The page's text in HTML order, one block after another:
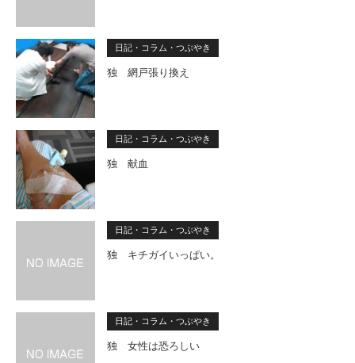
日記・コラム・つぶやき
独 網戸張り換え
日記・コラム・つぶやき
独 献血
日記・コラム・つぶやき
独 キチガイいっぱい。
日記・コラム・つぶやき
独 女性は恐ろしい